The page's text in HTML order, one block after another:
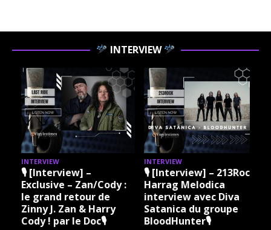
INTERVIEW
INTERVIEW
🎙 [Interview] –
Exclusive – Zan/Cody :
le grand retour de
Zinny J. Zan & Harry
Cody ! par le Doc🎙
INTERVIEW
🎙 [Interview] – 213Rock
Harrag Melodica
interview avec Diva
Satanica du groupe
BloodHunter🎙